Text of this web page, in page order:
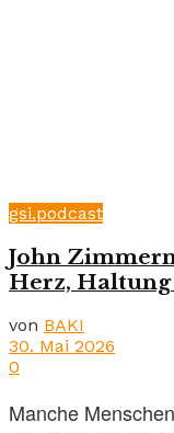
gsi.podcast
John
Herz,
von BAKI
30. Mai 2026
0
Manche